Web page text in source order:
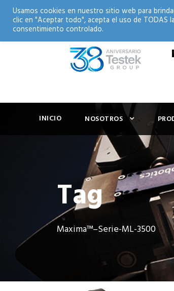
INICIO NOSOTROS
Tag
Maxima™–Serie-ML-3500
Usamos cookies en nuestro sitio web para
clic en "Aceptar todo", acepta el uso de TODAS
consentimiento controlado.